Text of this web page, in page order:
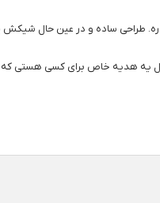
هم از بین نمی‌ره. طراحی ساده و در
دنبال یه هدیه خاص برای کسی